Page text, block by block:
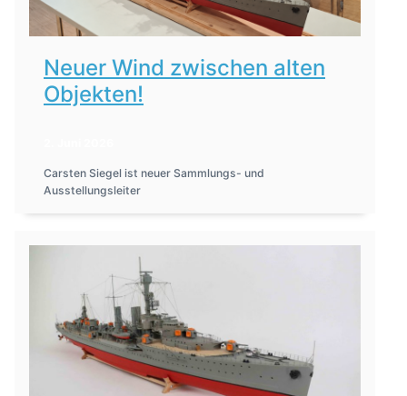
Neuer Wind zwischen alten
Objekten!
Carsten Siegel ist neuer Sammlungs- und
Ausstellungsleiter